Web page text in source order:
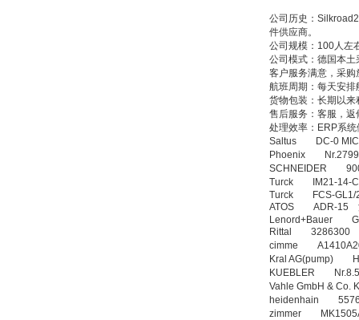
公司历史：
件供应商。
公司规模：100人左
公司模式：德国本
客户服务满意，采购
航班周期：每天安
货物包装：长期以
售后服务：客服，
处理效率：ERP系
Saltus DC-0
Phoenix
SCHNEIDER
Turck IM21-14-
Turck FCS-GL1/
ATOS ADR-15
Lenord+Bauer
Rittal 3286300
cimme
Kral AG(pump)
KUEBLER
Vahle GmbH &
heidenhain
zimmer